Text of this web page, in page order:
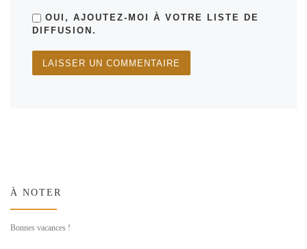
OUI, AJOUTEZ-MOI À VOTRE LISTE DE
DIFFUSION.
À NOTER
Bonnes vacances !